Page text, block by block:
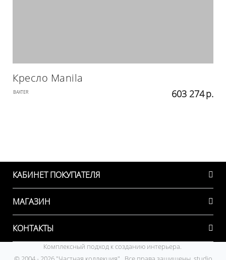
Кресло Manila
BAXTER 603 274р.
КАБИНЕТ ПОКУПАТЕЛЯ
МАГАЗИН
КОНТАКТЫ
Комплексный подход к созданию интерьера.